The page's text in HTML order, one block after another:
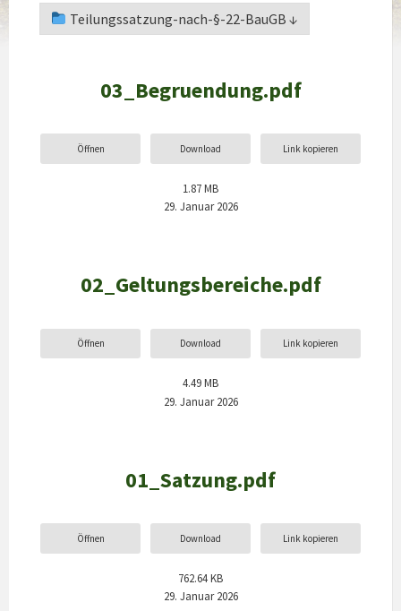
Teilungssatzung-nach-§-22-BauGB ↓
03_Begruendung.pdf
Öffnen Download Link kopieren
1.87 MB
29. Januar 2026
02_Geltungsbereiche.pdf
Öffnen Download Link kopieren
4.49 MB
29. Januar 2026
01_Satzung.pdf
Öffnen Download Link kopieren
762.64 KB
29. Januar 2026